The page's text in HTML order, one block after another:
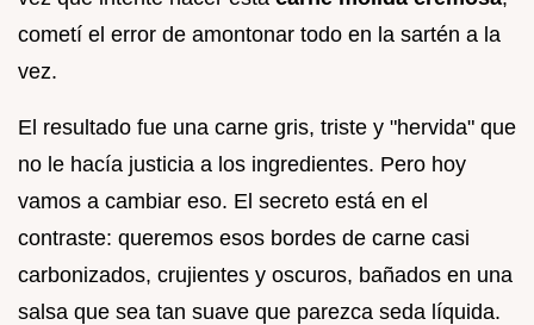
cometí el error de amontonar todo en la sartén a la
vez.
El resultado fue una carne gris, triste y "hervida" que
no le hacía justicia a los ingredientes. Pero hoy
vamos a cambiar eso. El secreto está en el
contraste: queremos esos bordes de carne casi
carbonizados, crujientes y oscuros, bañados en una
salsa que sea tan suave que parezca seda líquida.